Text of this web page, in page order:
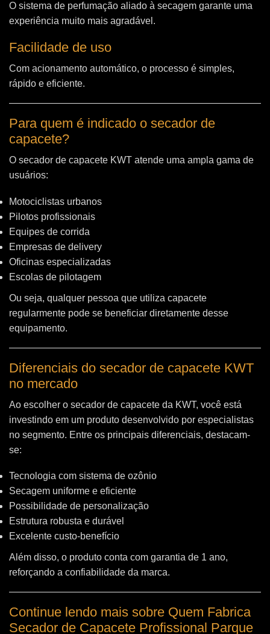
O sistema de perfumação aliado à secagem garante uma
experiência muito mais agradável.
Facilidade de uso
Com acionamento automático, o processo é simples,
rápido e eficiente.
Para quem é indicado o secador de
capacete?
O secador de capacete KWT atende uma ampla gama de
usuários:
Motociclistas urbanos
Pilotos profissionais
Equipes de corrida
Empresas de delivery
Oficinas especializadas
Escolas de pilotagem
Ou seja, qualquer pessoa que utiliza capacete
regularmente pode se beneficiar diretamente desse
equipamento.
Diferenciais do secador de capacete KWT
no mercado
Ao escolher o secador de capacete da KWT, você está
investindo em um produto desenvolvido por especialistas
no segmento. Entre os principais diferenciais, destacam-
se:
Tecnologia com sistema de ozônio
Secagem uniforme e eficiente
Possibilidade de personalização
Estrutura robusta e durável
Excelente custo-benefício
Além disso, o produto conta com garantia de 1 ano,
reforçando a confiabilidade da marca.
Continue lendo mais sobre Quem Fabrica
Secador de Capacete Profissional Parque